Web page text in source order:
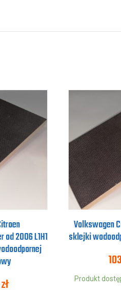
2006 L1H1
zł
Volkswagen
sklejki
Produkt